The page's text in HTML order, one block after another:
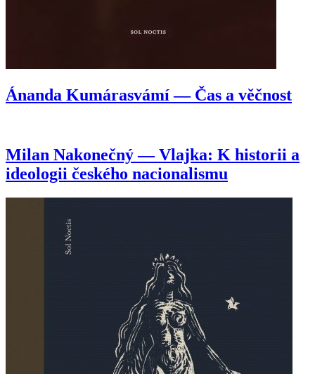
Ánanda Kumárasvámí — Čas a věčnost
Milan Nakonečný — Vlajka: K historii a
ideologii českého nacionalismu